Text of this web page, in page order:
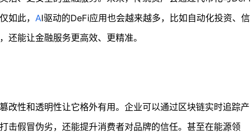
如此， AI驱动的DeFi应用也会越来越多，比如自动化投资、信
还能让金融服务更高效、更精准。
改性和透明性让它格外有用。企业可以通过区块链实时追踪产
击假冒伪劣，还能提升消费者对品牌的信任。甚至在能源领